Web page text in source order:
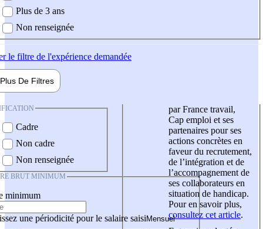
Plus de 3 ans
Non renseignée
le filtre de l'expérience demandée
Plus De Filtres
Cadre
Non cadre
Non renseignée
BRUT MINIMUM
minimum
une périodicité pour le salaire saisi
par France travail,
Cap emploi et ses
partenaires pour ses
actions concrètes en
faveur du recrutement,
de l’intégration et de
l’accompagnement de
ses collaborateurs en
situation de handicap.
Pour en savoir plus,
consultez cet article.